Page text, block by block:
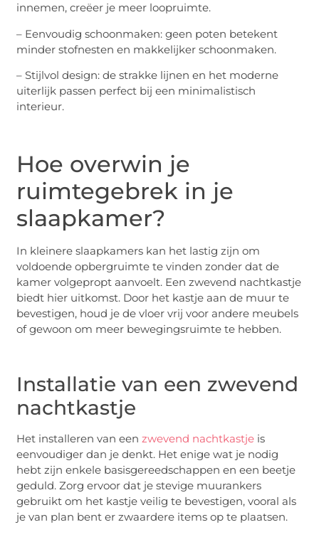
innemen, creëer je meer loopruimte.
– Eenvoudig schoonmaken: geen poten betekent
minder stofnesten en makkelijker schoonmaken.
– Stijlvol design: de strakke lijnen en het moderne
uiterlijk passen perfect bij een minimalistisch
interieur.
Hoe overwin je
ruimtegebrek in je
slaapkamer?
In kleinere slaapkamers kan het lastig zijn om
voldoende opbergruimte te vinden zonder dat de
kamer volgepropt aanvoelt. Een zwevend nachtkastje
biedt hier uitkomst. Door het kastje aan de muur te
bevestigen, houd je de vloer vrij voor andere meubels
of gewoon om meer bewegingsruimte te hebben.
Installatie van een zwevend
nachtkastje
Het installeren van eenzwevend nachtkastje is
eenvoudiger dan je denkt. Het enige wat je nodig
hebt zijn enkele basisgereedschappen en een beetje
geduld. Zorg ervoor dat je stevige muurankers
gebruikt om het kastje veilig te bevestigen, vooral als
je van plan bent er zwaardere items op te plaatsen.